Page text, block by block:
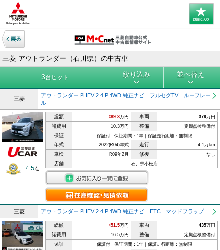
三菱 アウトランダー（石川県）の中古車
3台ヒット 絞り込み 並べ替え
三菱
アウトランダー PHEV 2.4 P 4WD 純正ナビ フルセグTV ルーフレー
ル
4.5点
総額 389.3万円 車両 379万円
諸費用 10.3万円 整備 定期点検整備付
保証 保証付｜保証期間：1年｜保証走行距離：無制限
年式 2022(R04)年式 走行 4.1万km
車検 R09年2月 修復 なし
店舗 石川県小松店
三菱 アウトランダー PHEV 2.4 P 4WD 純正ナビ ETC マッドフラップ
総額 451.5万円 車両 435万円
諸費用 16.5万円 整備 定期点検整備付
保証 保証付｜保証期間：1年｜保証走行距離：無制限